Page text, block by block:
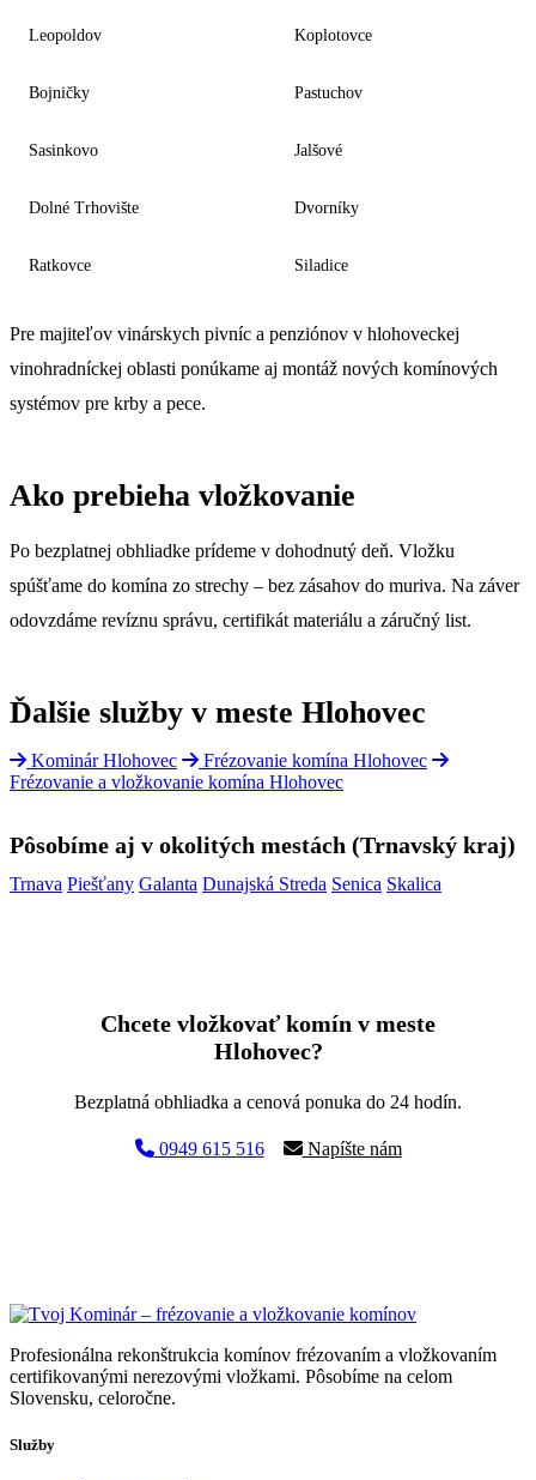
Leopoldov Koplotovce
Bojničky Pastuchov
Sasinkovo Jalšové
Dolné Trhovište Dvorníky
Ratkovce Siladice
Pre majiteľov vinárskych pivníc a penziónov v hlohoveckej
vinohradníckej oblasti ponúkame aj montáž nových komínových
systémov pre krby a pece.
Ako prebieha vložkovanie
Po bezplatnej obhliadke prídeme v dohodnutý deň. Vložku
spúšťame do komína zo strechy – bez zásahov do muriva. Na záver
odovzdáme revíznu správu, certifikát materiálu a záručný list.
Ďalšie služby v meste Hlohovec
Kominár Hlohovec
Frézovanie komína Hlohovec
Frézovanie a vložkovanie komína Hlohovec
Pôsobíme aj v okolitých mestách (Trnavský kraj)
Trnava Piešťany Galanta Dunajská Streda Senica Skalica
Chcete vložkovať komín v meste
Hlohovec?
Bezplatná obhliadka a cenová ponuka do 24 hodín.
0949 615 516 Napíšte nám
Profesionálna rekonštrukcia komínov frézovaním a vložkovaním
certifikovanými nerezovými vložkami. Pôsobíme na celom
Slovensku, celoročne.
Služby